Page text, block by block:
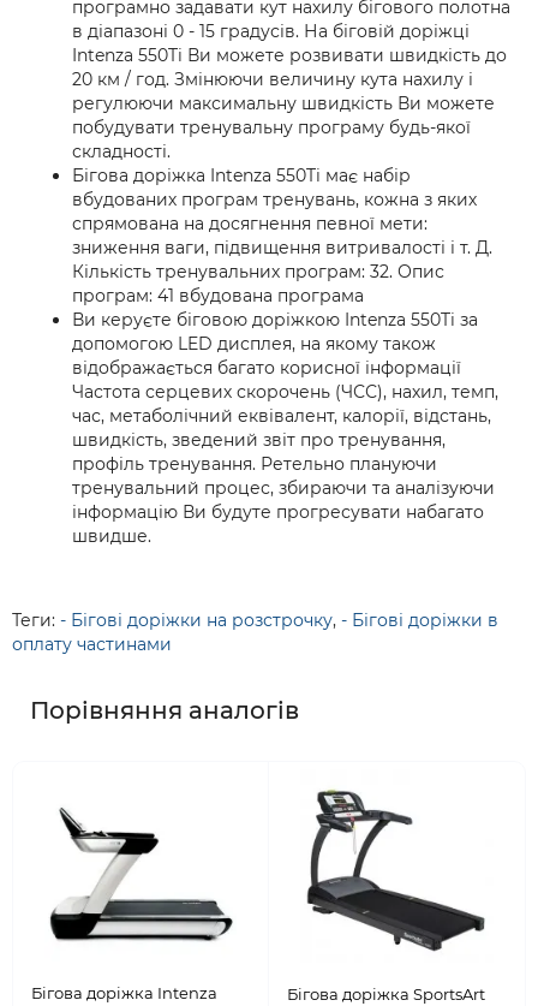
програмно задавати кут нахилу бігового полотна
в діапазоні 0 - 15 градусів. На біговій доріжці
Intenza 550Ti Ви можете розвивати швидкість до
20 км / год. Змінюючи величину кута нахилу і
регулюючи максимальну швидкість Ви можете
побудувати тренувальну програму будь-якої
складності.
Бігова доріжка Intenza 550Ti має набір
вбудованих програм тренувань, кожна з яких
спрямована на досягнення певної мети:
зниження ваги, підвищення витривалості і т. Д.
Кількість тренувальних програм: 32. Опис
програм: 41 вбудована програма
Ви керуєте біговою доріжкою Intenza 550Ti за
допомогою LED дисплея, на якому також
відображається багато корисної інформації
Частота серцевих скорочень (ЧСС), нахил, темп,
час, метаболічний еквівалент, калорії, відстань,
швидкість, зведений звіт про тренування,
профіль тренування. Ретельно плануючи
тренувальний процес, збираючи та аналізуючи
інформацію Ви будуте прогресувати набагато
швидше.
Теги: - Бігові доріжки на розстрочку, - Бігові доріжки в
оплату частинами
Порівняння аналогів
Бігова доріжка Intenza
Бігова доріжка SportsArt